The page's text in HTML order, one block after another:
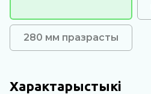
280 мм празрасты
Характарыстыкі